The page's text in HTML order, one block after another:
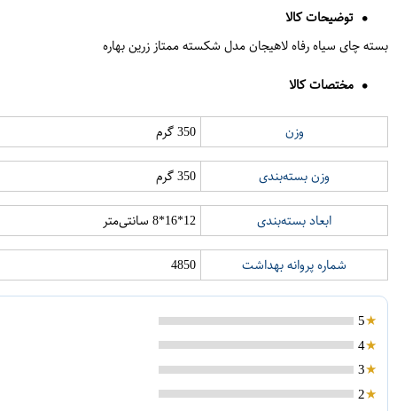
توضیحات کالا
بسته چای سیاه رفاه لاهیجان مدل شکسته ممتاز زرین بهاره
مختصات کالا
وزن 350 گرم
وزن بسته‌بندی 350 گرم
ابعاد بسته‌بندی 12*16*8 سانتی‌متر
شماره پروانه بهداشت 4850
5
4
3
2